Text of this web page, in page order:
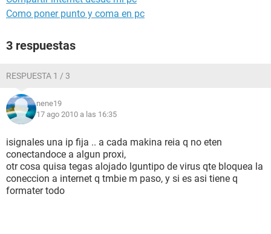
Como poner punto y coma en pc
3 respuestas
RESPUESTA 1 / 3
nene19
17 ago 2010 a las 16:35
isignales una ip fija .. a cada makina reia q no eten
conectandoce a algun proxi,
otr cosa quisa tegas alojado lguntipo de virus qte bloquea la
coneccion a internet q tmbie m paso, y si es asi tiene q
formater todo